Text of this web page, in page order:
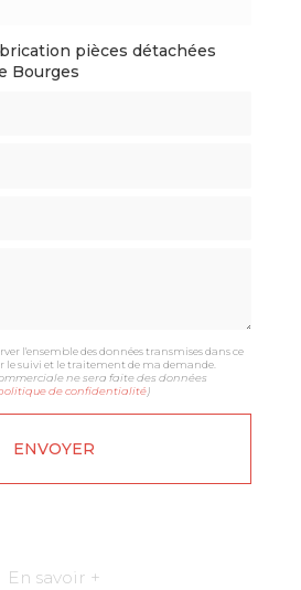
pièces détachées
Bourges
l'ensemble des données transmises dans ce
suivi et le traitement de ma demande.
ne sera faite des données
de confidentialité)
En savoir +